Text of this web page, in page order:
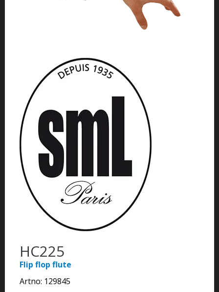
HC225
Flip flop flute
Artno: 129845